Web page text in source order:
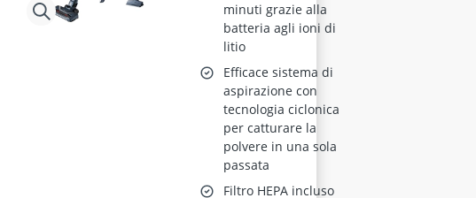
minuti grazie alla
batteria agli ioni di
litio
Efficace sistema di
aspirazione con
tecnologia ciclonica
per catturare la
polvere in una sola
passata
Filtro HEPA incluso